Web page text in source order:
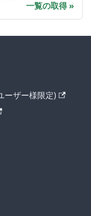
一覧の取得
ーザー様限定)